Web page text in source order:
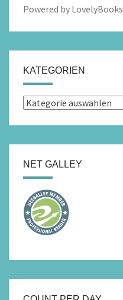
Powered by LovelyBooks
KATEGORIEN
Kategorien
NET GALLEY